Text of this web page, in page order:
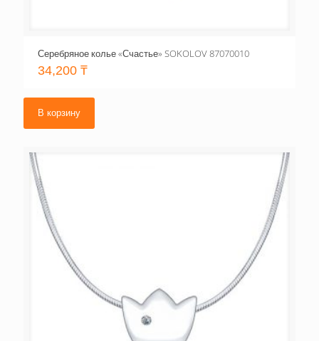
Серебряное колье «Счастье» SOKOLOV 87070010
34,200 ₸
В корзину